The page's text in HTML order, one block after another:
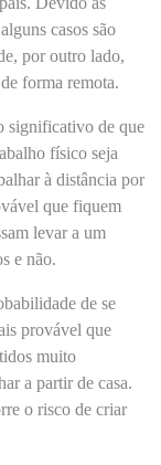
casos são
por outro lado,
forma remota.
significativo de que
físico seja
à distância por
que fiquem
levar a um
e não.
de se
provável que
muito
a partir de casa.
o risco de criar